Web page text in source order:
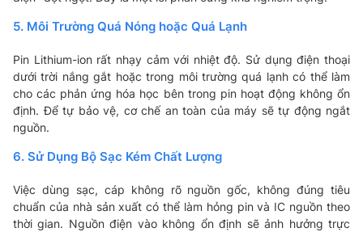
5. Môi Trường Quá Nóng hoặc Quá Lạnh
Pin Lithium-ion rất nhạy cảm với nhiệt độ. Sử dụng điện thoại
dưới trời nắng gắt hoặc trong môi trường quá lạnh có thể làm
cho các phản ứng hóa học bên trong pin hoạt động không ổn
định. Để tự bảo vệ, cơ chế an toàn của máy sẽ tự động ngắt
nguồn.
6. Sử Dụng Bộ Sạc Kém Chất Lượng
Việc dùng sạc, cáp không rõ nguồn gốc, không đúng tiêu
chuẩn của nhà sản xuất có thể làm hỏng pin và IC nguồn theo
thời gian. Nguồn điện vào không ổn định sẽ ảnh hưởng trực